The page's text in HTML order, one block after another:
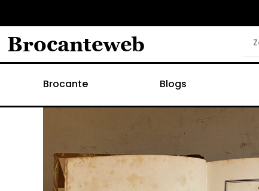
Brocanteweb
Brocante Blogs